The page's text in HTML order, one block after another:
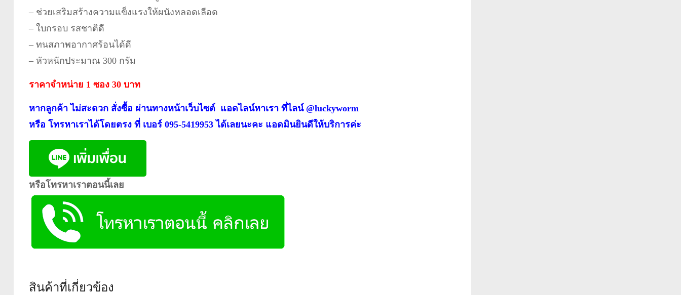
– ช่วยเสริมสร้างความแข็งแรงให้ผนังหลอดเลือด
– ใบกรอบ รสชาติดี
– ทนสภาพอากาศร้อนได้ดี
– หัวหนักประมาณ 300 กรัม
ราคาจำหน่าย 1 ซอง 30 บาท
หากลูกค้า ไม่สะดวก สั่งซื้อ ผ่านทางหน้าเว็บไซต์ แอดไลน์หาเรา ที่ไลน์ @luckyworm
หรือ โทรหาเราได้โดยตรง ที่ เบอร์ 095-5419953 ได้เลยนะคะ แอดมินยินดีให้บริการค่ะ
หรือโทรหาเราตอนนี้เลย
สินค้าที่เกี่ยวข้อง